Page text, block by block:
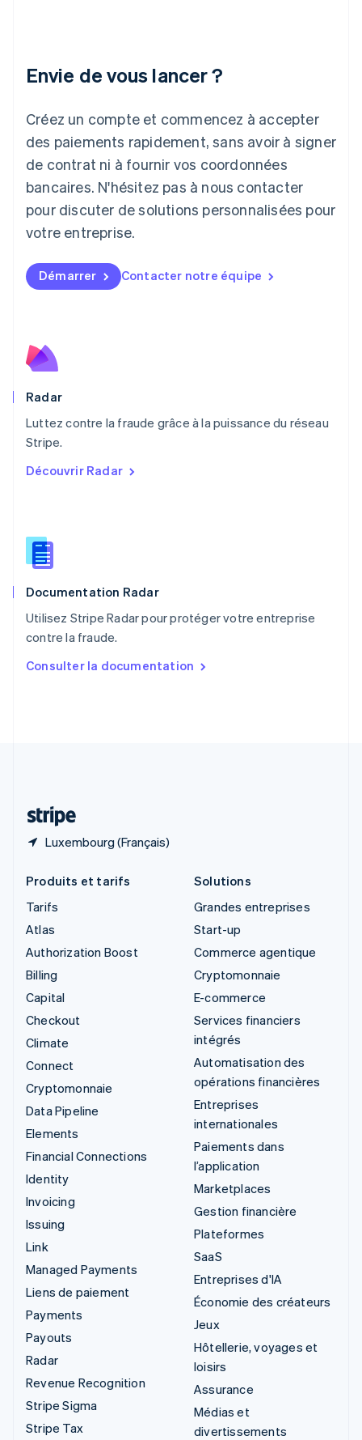
Envie de vous lancer ?
Créez un compte et commencez à accepter
des paiements rapidement, sans avoir à signer
de contrat ni à fournir vos coordonnées
bancaires. N'hésitez pas à nous contacter
pour discuter de solutions personnalisées pour
votre entreprise.
Démarrer Contacter notre équipe
Radar
Luttez contre la fraude grâce à la puissance du réseau
Stripe.
Découvrir Radar
Documentation Radar
Utilisez Stripe Radar pour protéger votre entreprise
contre la fraude.
Consulter la documentation
Luxembourg (Français)
日本語 English
English
Liechtenstein
Deutsch English
Lituanie
English
Luxembourg
FrançaisDeutschEnglish
Malaisie
Malte
English
Mexique
Nouvelle-Zélande
English
Pays-Bas
Pologne
English
PortuguêsEnglish
English
Roumanie
Royaume-Uni
Singapour
English简体中文
English
Produits et tarifs
Tarifs
Atlas
Authorization Boost
Billing
Capital
Checkout
Climate
Connect
Cryptomonnaie
Data Pipeline
Elements
Financial Connections
Identity
Invoicing
Issuing
Link
Managed Payments
Liens de paiement
Payments
Payouts
Radar
Revenue Recognition
Stripe Sigma
Stripe Tax
Solutions
Grandes entreprises
Start-up
Commerce agentique
Cryptomonnaie
E-commerce
Services financiers
intégrés
Automatisation des
opérations financières
Entreprises
internationales
Paiements dans
l’application
Marketplaces
Gestion financière
Plateformes
SaaS
Entreprises d'IA
Économie des créateurs
Jeux
Hôtellerie, voyages et
loisirs
Assurance
Médias et
divertissements